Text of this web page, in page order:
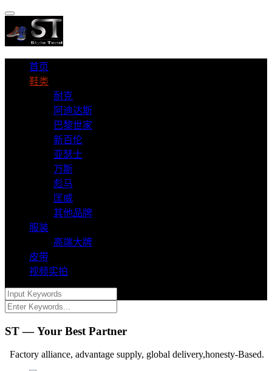
首页
鞋类
耐克
阿迪达斯
巴黎世家
新百伦
亚瑟士
万斯
彪马
匡威
其他品牌
服装
高端大牌
皮带
视频实拍
ST — Your Best Partner
Factory alliance, advantage supply, global delivery,honesty-Based.